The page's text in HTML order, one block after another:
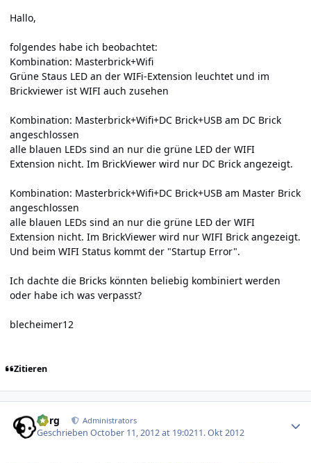
Hallo,
folgendes habe ich beobachtet:
Kombination: Masterbrick+Wifi
Grüne Staus LED an der WIFi-Extension leuchtet und im
Brickviewer ist WIFI auch zusehen
Kombination: Masterbrick+Wifi+DC Brick+USB am DC Brick
angeschlossen
alle blauen LEDs sind an nur die grüne LED der WIFI
Extension nicht. Im BrickViewer wird nur DC Brick angezeigt.
Kombination: Masterbrick+Wifi+DC Brick+USB am Master Brick
angeschlossen
alle blauen LEDs sind an nur die grüne LED der WIFI
Extension nicht. Im BrickViewer wird nur WIFI Brick angezeigt.
Und beim WIFI Status kommt der "Startup Error".
Ich dachte die Bricks könnten beliebig kombiniert werden
oder habe ich was verpasst?
blecheimer12
Zitieren
borg Administrators
GeschriebenOctober 11, 2012 at 19:0211. Okt 2012